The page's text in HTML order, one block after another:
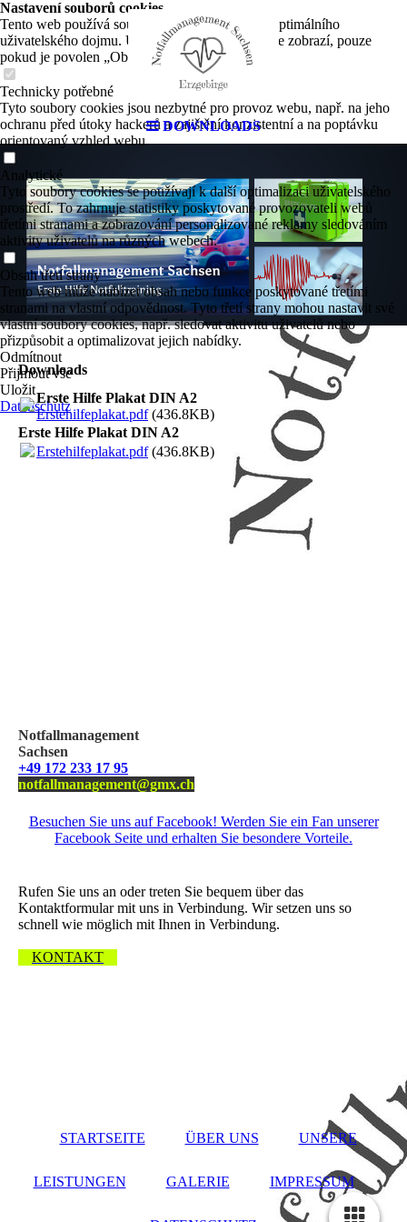
DOWNLOADS
Downloads
Erste Hilfe Plakat DIN A2
Erstehilfeplakat.pdf(436.8KB)
Erste Hilfe Plakat DIN A2
Erstehilfeplakat.pdf(436.8KB)
Notfallmanagement
Sachsen
+49 172 233 17 95
notfallmanagement@gmx.ch
Besuchen Sie uns auf Facebook! Werden Sie ein Fan unserer
Facebook Seite und erhalten Sie besondere Vorteile.
Rufen Sie uns an oder treten Sie bequem über das
Kontaktformular mit uns in Verbindung. Wir setzen uns so
schnell wie möglich mit Ihnen in Verbindung.
KONTAKT
STARTSEITE ÜBER UNS UNSERE
LEISTUNGEN GALERIE IMPRESSUM
Nastavení souborů cookies
Tento web používá soubory cookies k zajištění optimálního
uživatelského dojmu. Určitý obsah třetích stran se zobrazí, pouze
pokud je povolen „Obsah třetích stran“.
Technicky potřebné
Tyto soubory cookies jsou nezbytné pro provoz webu, např. na jeho
ochranu před útoky hackerů a zajištění konzistentní a na poptávku
orientovaný vzhled webu.
Analytické
Tyto soubory cookies se používají k další optimalizaci uživatelského
prostředí. To zahrnuje statistiky poskytované provozovateli webů
třetími stranami a zobrazování personalizované reklamy sledováním
aktivity uživatelů na různých webech.
Obsah třetí strany
Tento web může nabízet obsah nebo funkce poskytované třetími
stranami na vlastní odpovědnost. Tyto třetí strany mohou nastavit své
vlastní soubory cookies, např. sledovat aktivitu uživatelů nebo
přizpůsobit a optimalizovat jejich nabídky.
Odmítnout
Přijmout vše
Uložit
Datenschutz